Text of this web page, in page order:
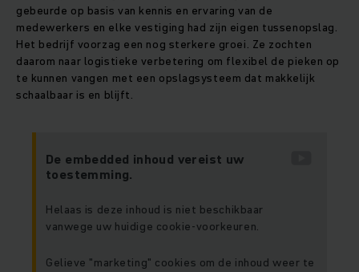
gebeurde op basis van kennis en ervaring van de
medewerkers en elke vestiging had zijn eigen tussenopslag.
Het bedrijf voorzag een nog sterkere groei. Ze zochten
daarom naar logistieke verbetering om flexibel de pieken op
te kunnen vangen met een opslagsysteem dat makkelijk
schaalbaar is en blijft.
De embedded inhoud vereist uw
toestemming.
Helaas is deze inhoud is niet beschikbaar
vanwege uw huidige cookie-voorkeuren.
Gelieve "marketing" cookies om de inhoud weer te